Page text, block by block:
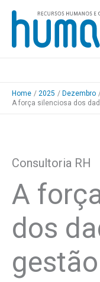
Skip
content
Home 2025 Dezembro
A força silenciosa dos
Consultoria RH
A
dos